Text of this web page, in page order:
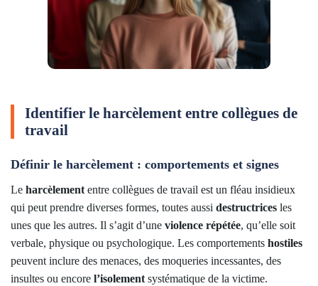
Identifier le harcèlement entre collègues de
travail
Définir le harcèlement : comportements et signes
Le harcèlement entre collègues de travail est un fléau insidieux
qui peut prendre diverses formes, toutes aussi destructrices les
unes que les autres. Il s’agit d’une violence répétée, qu’elle soit
verbale, physique ou psychologique. Les comportements hostiles
peuvent inclure des menaces, des moqueries incessantes, des
insultes ou encore l’isolement systématique de la victime.